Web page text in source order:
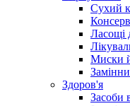
Сухий
Ласощі
Миски
Здоров'я
Засоби